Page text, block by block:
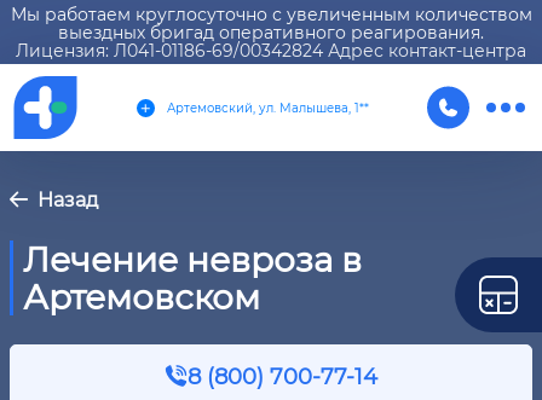
Мы работаем круглосуточно с увеличенным количеством
выездных бригад оперативного реагирования.
Лицензия: Л041-01186-69/00342824 Адрес контакт-центра
Артемовский, ул. Малышева, 1**
Назад
Лечение невроза в
Артемовском
8 (800) 700-77-14